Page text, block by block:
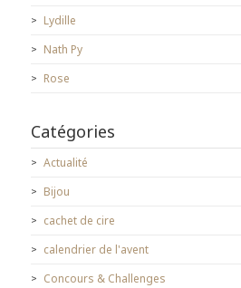
Lydille
Nath Py
Rose
Catégories
Actualité
Bijou
cachet de cire
calendrier de l'avent
Concours & Challenges